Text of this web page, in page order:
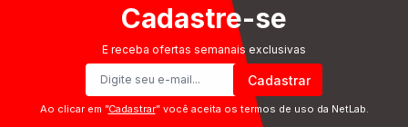
Cadastre-se
E receba ofertas semanais exclusivas
Cadastrar
Ao clicar em ”Cadastrar” você aceita os termos de uso da NetLab.